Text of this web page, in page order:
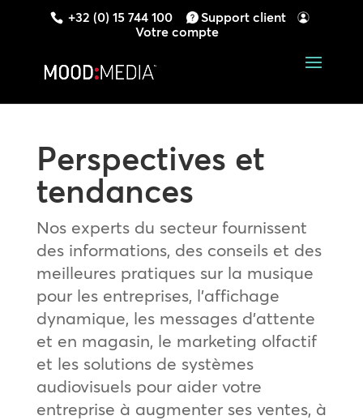
+32 (0) 15 744 100
Support client
Votre compte
Perspectives et
tendances
Nos experts du secteur fournissent
des informations, des conseils et des
meilleures pratiques sur la musique
pour les entreprises, l’affichage
dynamique, les messages d’attente
et en magasin, le marketing olfactif
et les solutions de systèmes
audiovisuels pour aider votre
entreprise à augmenter ses ventes, à